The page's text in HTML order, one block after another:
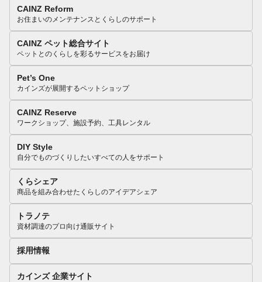
CAINZ Reform
お住まいのメンテナンスとくらしのサポート
CAINZ ペット総合サイト
ペットとのくらしを彩るサービスをお届け
Pet’s One
カインズが展開するペットショップ
CAINZ Reserve
ワークショップ、施設予約、工具レンタル
DIY Style
自分でものづくりしたいすべての人をサポート
くらシェア
商品を組み合わせたくらしのアイデアシェア
トラノテ
資材調達のプロ向け通販サイト
採用情報
カインズ 企業サイト